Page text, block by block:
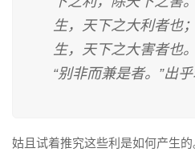
生，天下之大利者也
生，天下之大害者也
“别非而兼是者。”出乎
姑且试着推究这些利是如何产生